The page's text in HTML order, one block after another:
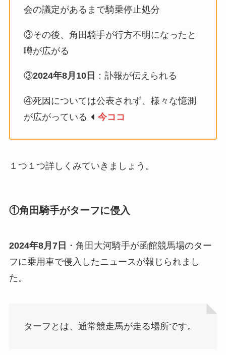
会の議定があるまで騎乗停止処分
③その後、角田騎手が行方不明になったと
噂が広がる
③2024年8月10日 ：訃報が伝えられる
④死因については公表されず、様々な憶測
が広がっている
今ココ
１つ１つ詳しくみていきましょう。
①角田騎手がターフに侵入
2024年8月7日 ・角田大河騎手が函館競馬場のター
フに乗用車で侵入したニュースが報じられまし
た。
ターフとは、通常競走馬が走る場所です。